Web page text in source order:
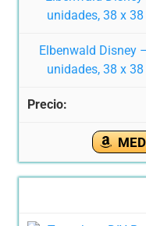
Elbenwald Disney
unidades, 38 x